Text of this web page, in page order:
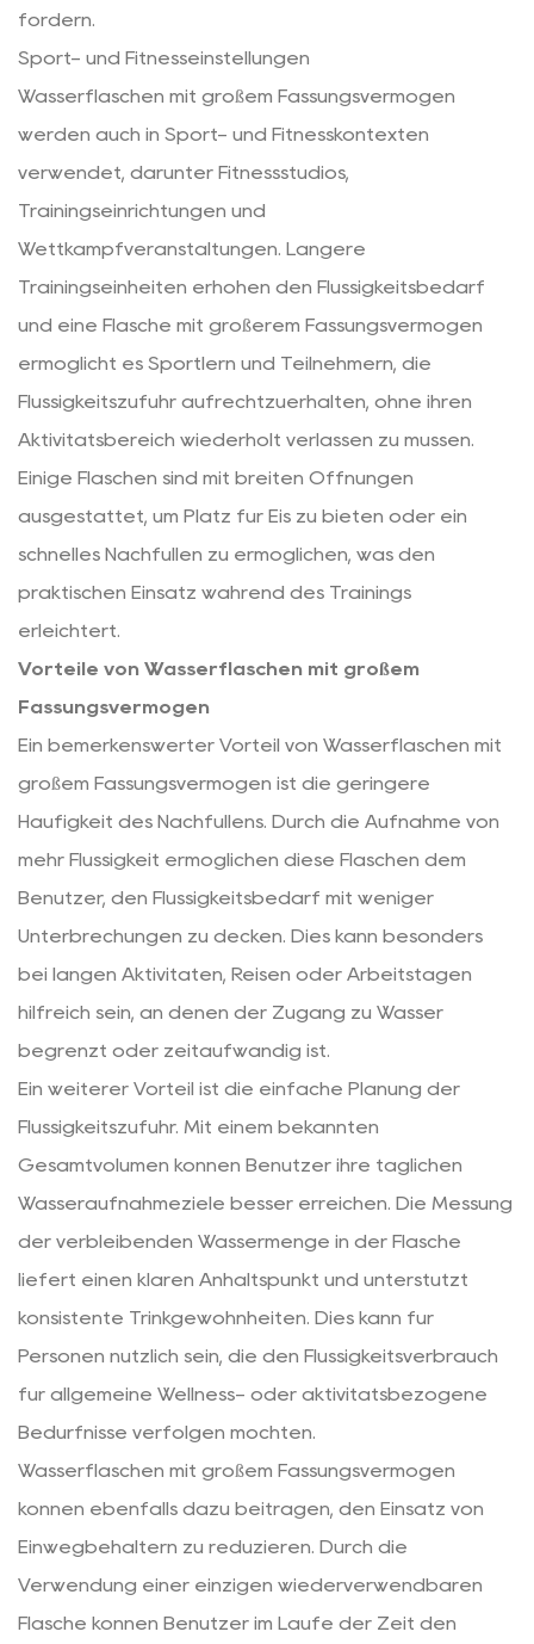
fördern.
Sport- und Fitnesseinstellungen
Wasserflaschen mit großem Fassungsvermögen
werden auch in Sport- und Fitnesskontexten
verwendet, darunter Fitnessstudios,
Trainingseinrichtungen und
Wettkampfveranstaltungen. Längere
Trainingseinheiten erhöhen den Flüssigkeitsbedarf
und eine Flasche mit größerem Fassungsvermögen
ermöglicht es Sportlern und Teilnehmern, die
Flüssigkeitszufuhr aufrechtzuerhalten, ohne ihren
Aktivitätsbereich wiederholt verlassen zu müssen.
Einige Flaschen sind mit breiten Öffnungen
ausgestattet, um Platz für Eis zu bieten oder ein
schnelles Nachfüllen zu ermöglichen, was den
praktischen Einsatz während des Trainings
erleichtert.
Vorteile von Wasserflaschen mit großem
Fassungsvermögen
Ein bemerkenswerter Vorteil von Wasserflaschen mit
großem Fassungsvermögen ist die geringere
Häufigkeit des Nachfüllens. Durch die Aufnahme von
mehr Flüssigkeit ermöglichen diese Flaschen dem
Benutzer, den Flüssigkeitsbedarf mit weniger
Unterbrechungen zu decken. Dies kann besonders
bei langen Aktivitäten, Reisen oder Arbeitstagen
hilfreich sein, an denen der Zugang zu Wasser
begrenzt oder zeitaufwändig ist.
Ein weiterer Vorteil ist die einfache Planung der
Flüssigkeitszufuhr. Mit einem bekannten
Gesamtvolumen können Benutzer ihre täglichen
Wasseraufnahmeziele besser erreichen. Die Messung
der verbleibenden Wassermenge in der Flasche
liefert einen klaren Anhaltspunkt und unterstützt
konsistente Trinkgewohnheiten. Dies kann für
Personen nützlich sein, die den Flüssigkeitsverbrauch
für allgemeine Wellness- oder aktivitätsbezogene
Bedürfnisse verfolgen möchten.
Wasserflaschen mit großem Fassungsvermögen
können ebenfalls dazu beitragen, den Einsatz von
Einwegbehältern zu reduzieren. Durch die
Verwendung einer einzigen wiederverwendbaren
Flasche können Benutzer im Laufe der Zeit den